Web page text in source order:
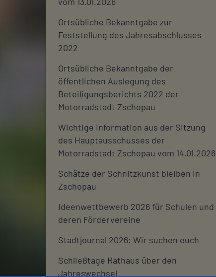
Ortsübliche Bekanntgabe zur
Feststellung des Jahresabschlusses
2022
Ortsübliche Bekanntgabe der
öffentlichen Auslegung des
Beteiligungsberichts 2022 der
Motorradstadt Zschopau
Wichtige Information aus der Sitzung
des Hauptausschusses der
Motorradstadt Zschopau vom 14.01.2026
Schätze der Schnitzkunst bleiben in
Zschopau
Ideenwettbewerb 2026 für Schulen und
deren Fördervereine
Stadtjournal 2026: Wir suchen euch
Schließtage Rathaus über den
Jahreswechsel